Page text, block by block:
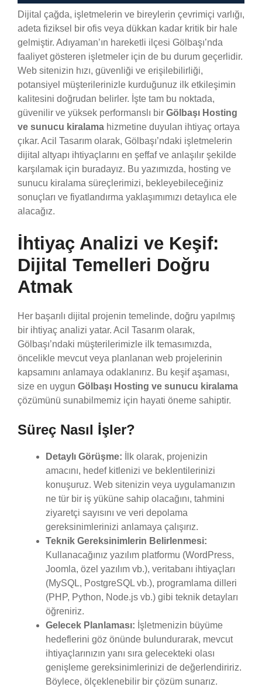
Dijital çağda, işletmelerin ve bireylerin çevrimiçi varlığı,
adeta fiziksel bir ofis veya dükkan kadar kritik bir hale
gelmiştir. Adıyaman’ın hareketli ilçesi Gölbaşı’nda
faaliyet gösteren işletmeler için de bu durum geçerlidir.
Web sitenizin hızı, güvenliği ve erişilebilirliği,
potansiyel müşterilerinizle kurduğunuz ilk etkileşimin
kalitesini doğrudan belirler. İşte tam bu noktada,
güvenilir ve yüksek performanslı bir Gölbaşı Hosting
ve sunucu kiralama hizmetine duyulan ihtiyaç ortaya
çıkar. Acil Tasarım olarak, Gölbaşı’ndaki işletmelerin
dijital altyapı ihtiyaçlarını en şeffaf ve anlaşılır şekilde
karşılamak için buradayız. Bu yazımızda, hosting ve
sunucu kiralama süreçlerimizi, bekleyebileceğiniz
sonuçları ve fiyatlandırma yaklaşımımızı detaylıca ele
alacağız.
İhtiyaç Analizi ve Keşif:
Dijital Temelleri Doğru
Atmak
Her başarılı dijital projenin temelinde, doğru yapılmış
bir ihtiyaç analizi yatar. Acil Tasarım olarak,
Gölbaşı’ndaki müşterilerimizle ilk temasımızda,
öncelikle mevcut veya planlanan web projelerinin
kapsamını anlamaya odaklanırız. Bu keşif aşaması,
size en uygun Gölbaşı Hosting ve sunucu kiralama
çözümünü sunabilmemiz için hayati öneme sahiptir.
Süreç Nasıl İşler?
Detaylı Görüşme: İlk olarak, projenizin
amacını, hedef kitlenizi ve beklentilerinizi
konuşuruz. Web sitenizin veya uygulamanızın
ne tür bir iş yüküne sahip olacağını, tahmini
ziyaretçi sayısını ve veri depolama
gereksinimlerinizi anlamaya çalışırız.
Teknik Gereksinimlerin Belirlenmesi:
Kullanacağınız yazılım platformu (WordPress,
Joomla, özel yazılım vb.), veritabanı ihtiyaçları
(MySQL, PostgreSQL vb.), programlama dilleri
(PHP, Python, Node.js vb.) gibi teknik detayları
öğreniriz.
Gelecek Planlaması: İşletmenizin büyüme
hedeflerini göz önünde bulundurarak, mevcut
ihtiyaçlarınızın yanı sıra gelecekteki olası
genişleme gereksinimlerinizi de değerlendiririz.
Böylece, ölçeklenebilir bir çözüm sunarız.